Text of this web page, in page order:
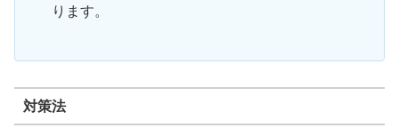
ります。
対策法